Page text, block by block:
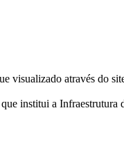
visualizado através do
institui a